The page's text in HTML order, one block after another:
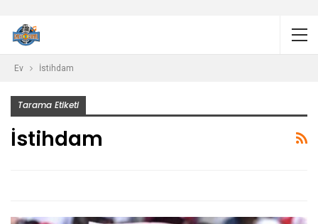
Ev İstihdam
Tarama Etiketi
İstihdam